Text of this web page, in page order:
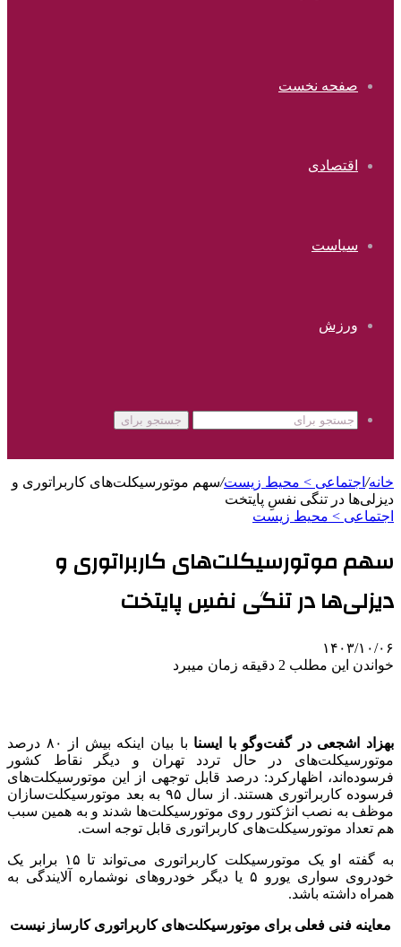
صفحه نخست
اقتصادی
سیاست
ورزش
جستجو برای
خانه/ اجتماعی > محیط زیست/سهم موتورسیکلت‌های کاربراتوری و
دیزلی‌ها در تنگی نفسِ پایتخت
اجتماعی > محیط زیست
سهم موتورسیکلت‌های کاربراتوری و
دیزلی‌ها در تنگی نفسِ پایتخت
۱۴۰۳/۱۰/۰۶
خواندن این مطلب 2 دقیقه زمان میبرد
بهزاد اشجعی در گفت‌وگو با ایسنا
با بیان اینکه بیش از ۸۰ درصد
موتورسیکلت‌های در حال تردد تهران و دیگر نقاط کشور
فرسوده‌اند، اظهارکرد: درصد قابل توجهی از این موتورسیکلت‌های
فرسوده کاربراتوری‌ هستند. از سال ۹۵ به بعد موتورسیکلت‌سازان
موظف به نصب انژکتور روی موتورسیکلت‌ها شدند و به همین سبب
هم تعداد موتورسیکلت‌های کاربراتوری قابل توجه است.
به گفته او یک موتورسیکلت کاربراتوری می‌تواند تا ۱۵ برابر یک
خودروی سواری یورو ۵ یا دیگر خودروهای نوشماره آلایندگی به
همراه داشته باشد.
معاینه فنی فعلی برای موتورسیکلت‌های کاربراتوری کارساز نیست